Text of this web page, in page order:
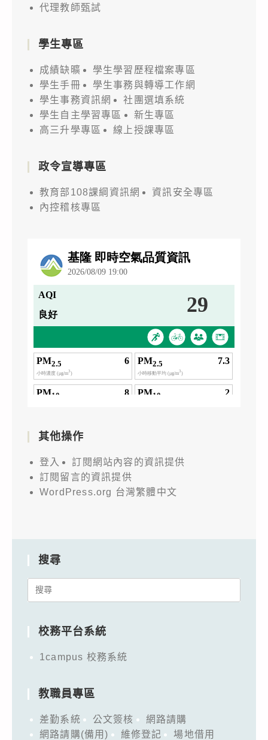
代理教師甄試
學生專區
成績缺曠
學生學習歷程檔案專區
學生手冊
學生事務與轉導工作網
學生事務資訊網
社團選填系統
學生自主學習專區
新生專區
高三升學專區
線上授課專區
政令宣導專區
教育部108課綱資訊網
資訊安全專區
內控稽核專區
其他操作
登入
訂閱網站內容的資訊提供
訂閱留言的資訊提供
WordPress.org 台灣繁體中文
搜尋
Search
校務平台系統
1campus 校務系統
教職員專區
差勤系統 公文簽核
網路請購
網路請購(備用)
維修登記
場地借用